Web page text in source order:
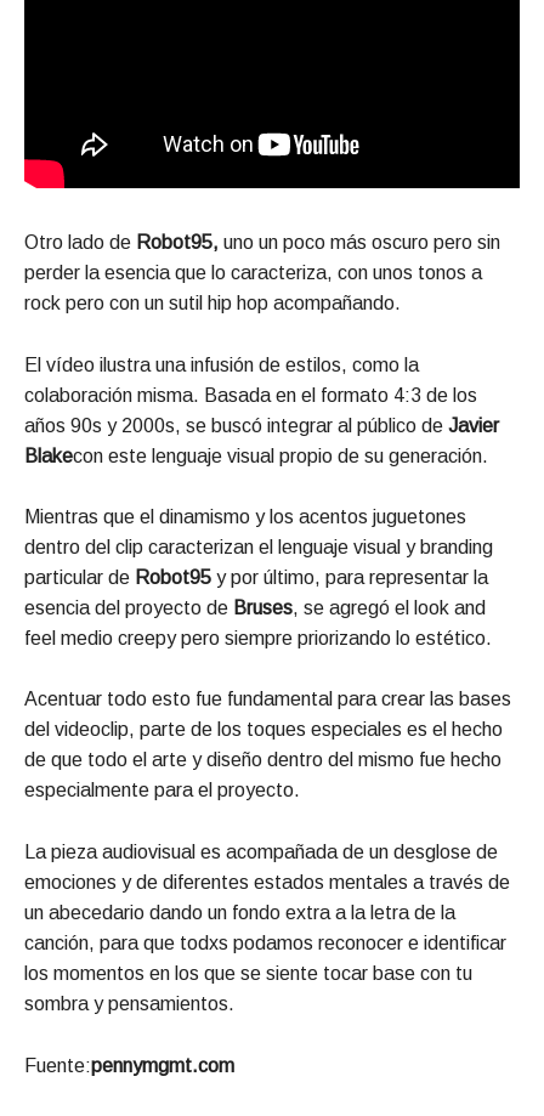
Otro lado de Robot95, uno un poco más oscuro pero sin
perder la esencia que lo caracteriza, con unos tonos a
rock pero con un sutil hip hop acompañando.
El vídeo ilustra una infusión de estilos, como la
colaboración misma. Basada en el formato 4:3 de los
años 90s y 2000s, se buscó integrar al público de Javier
Blakecon este lenguaje visual propio de su generación.
Mientras que el dinamismo y los acentos juguetones
dentro del clip caracterizan el lenguaje visual y branding
particular de Robot95 y por último, para representar la
esencia del proyecto de Bruses, se agregó el look and
feel medio creepy pero siempre priorizando lo estético.
Acentuar todo esto fue fundamental para crear las bases
del videoclip, parte de los toques especiales es el hecho
de que todo el arte y diseño dentro del mismo fue hecho
especialmente para el proyecto.
La pieza audiovisual es acompañada de un desglose de
emociones y de diferentes estados mentales a través de
un abecedario dando un fondo extra a la letra de la
canción, para que todxs podamos reconocer e identificar
los momentos en los que se siente tocar base con tu
sombra y pensamientos.
Fuente:pennymgmt.com